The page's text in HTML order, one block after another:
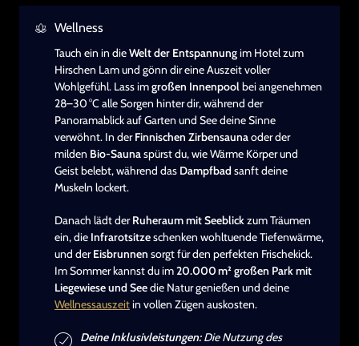
Wellness
Tauch ein in dieWelt der Entspannungim Hotel zum
Hirschen Lam und gönn dir eine Auszeit voller
Wohlgefühl. Lass imgroßen Innenpoolbei angenehmen
28–30 °C alle Sorgen hinter dir, während der
Panoramablick auf Garten und See deine Sinne
verwöhnt. In derFinnischen Zirbensaunaoder der
milden Bio-Saunaspürst du, wie Wärme Körper und
Geist belebt, während das Dampfbad sanft deine
Muskeln lockert.
Danach lädt derRuheraum mit Seeblickzum Träumen
ein, die Infrarotsitzeschenken wohltuende Tiefenwärme,
und derEisbrunnen sorgt für den perfekten Frischekick.
Im Sommer kannst du im20.000 m² großen Park mit
Liegewiese und Seedie Natur genießen und deine
Wellnessauszeitin vollen Zügen auskosten.
Deine Inklusivleistungen:Die Nutzung des